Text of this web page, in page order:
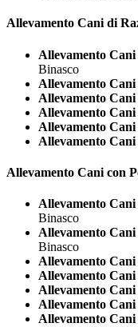
Allevamento Cani di
Allevamento
Binasco
Allevamento
Allevamento
Allevamento
Allevamento
Allevamento
Allevamento Cani con
Allevamento
Binasco
Allevamento
Binasco
Allevamento
Allevamento
Allevamento
Allevamento
Allevamento